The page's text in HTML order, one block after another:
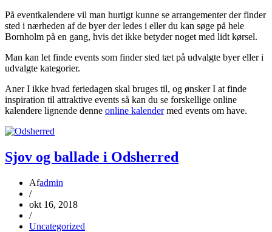
På eventkalendere vil man hurtigt kunne se arrangementer der finder
sted i nærheden af de byer der ledes i eller du kan søge på hele
Bornholm på en gang, hvis det ikke betyder noget med lidt kørsel.
Man kan let finde events som finder sted tæt på udvalgte byer eller i
udvalgte kategorier.
Aner I ikke hvad feriedagen skal bruges til, og ønsker I at finde
inspiration til attraktive events så kan du se forskellige online
kalendere lignende denne online kalendermed events om have.
Sjov og ballade i Odsherred
Afadmin
/
okt 16, 2018
/
Uncategorized